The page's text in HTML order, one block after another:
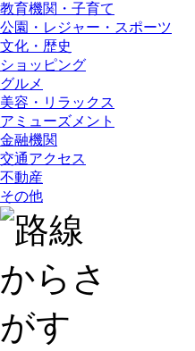
教育機関・子育て
公園・レジャー・スポーツ
文化・歴史
ショッピング
グルメ
美容・リラックス
アミューズメント
金融機関
交通アクセス
不動産
その他